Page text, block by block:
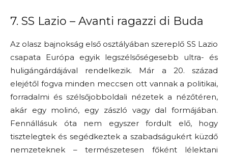
7. SS Lazio – Avanti ragazzi di Buda
Az olasz bajnokság első osztályában szereplő SS Lazio
csapata Európa egyik legszélsőségesebb ultra- és
huligángárdájával rendelkezik. Már a 20. század
elejétől fogva minden meccsen ott vannak a politikai,
forradalmi és szélsőjobboldali nézetek a nézőtéren,
akár egy molinó, egy zászló vagy dal formájában.
Fennállásuk óta nem egyszer fordult elő, hogy
tisztelegtek és segédkeztek a szabadságukért küzdő
nemzeteknek – természetesen főként lélektani